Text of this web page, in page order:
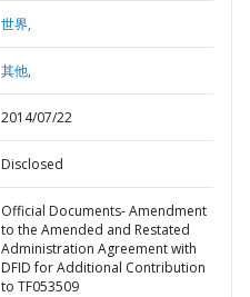
世界,
其他,
2014/07/22
Disclosed
Official Documents- Amendment
to the Amended and Restated
Administration Agreement with
DFID for Additional Contribution
to TF053509